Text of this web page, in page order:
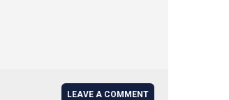
LEAVE A COMMENT